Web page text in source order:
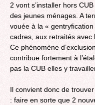
2 vont s’installer hors
des jeunes ménages. A
vouée à la «
cadres, aux retraités avec
Ce phénomène
contribue fortement à
pas la CUB elles y
Il convient donc de
: faire en sorte que 2